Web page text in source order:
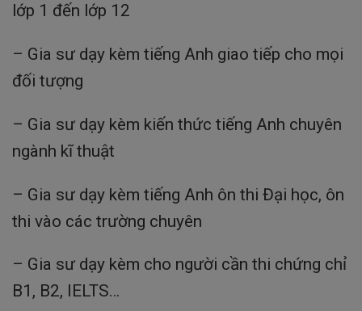
lớp 1 đến lớp 12
– Gia sư dạy kèm tiếng Anh giao tiếp cho mọi
đối tượng
– Gia sư dạy kèm kiến thức tiếng Anh chuyên
ngành kĩ thuật
– Gia sư dạy kèm tiếng Anh ôn thi Đại học, ôn
thi vào các trường chuyên
– Gia sư dạy kèm cho người cần thi chứng chỉ
B1, B2, IELTS…